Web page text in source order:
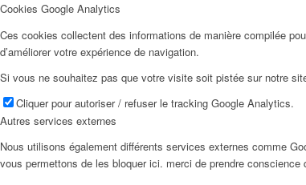
Cookies Google Analytics
Ces cookies collectent des informations de manière compilée
d’améliorer votre expérience de navigation.
Si vous ne souhaitez pas que votre visite soit pistée sur notre
Cliquer pour autoriser / refuser le tracking Google Analytics.
Autres services externes
Nous utilisons également différents services externes comme
vous permettons de les bloquer ici. merci de prendre